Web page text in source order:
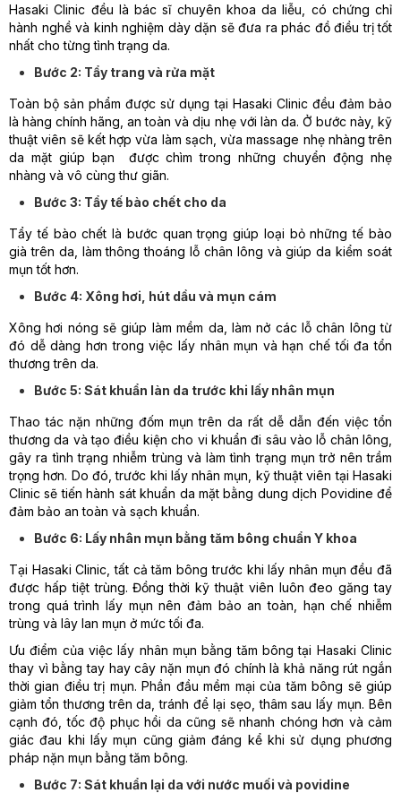
Hasaki Clinic đều là bác sĩ chuyên khoa da liễu, có chứng chỉ
hành nghề và kinh nghiệm dày dặn sẽ đưa ra phác đồ điều trị tốt
nhất cho từng tình trạng da.
Bước 2: Tẩy trang và rửa mặt
Toàn bộ sản phẩm được sử dụng tại Hasaki Clinic đều đảm bảo
là hàng chính hãng, an toàn và dịu nhẹ với làn da. Ở bước này, kỹ
thuật viên sẽ kết hợp vừa làm sạch, vừa massage nhẹ nhàng trên
da mặt giúp bạn được chìm trong những chuyển động nhẹ
nhàng và vô cùng thư giãn.
Bước 3: Tẩy tế bào chết cho da
Tẩy tế bào chết là bước quan trọng giúp loại bỏ những tế bào
già trên da, làm thông thoáng lỗ chân lông và giúp da kiểm soát
mụn tốt hơn.
Bước 4: Xông hơi, hút dầu và mụn cám
Xông hơi nóng sẽ giúp làm mềm da, làm nở các lỗ chân lông từ
đó dễ dàng hơn trong việc lấy nhân mụn và hạn chế tối đa tổn
thương trên da.
Bước 5: Sát khuẩn làn da trước khi lấy nhân mụn
Thao tác nặn những đốm mụn trên da rất dễ dẫn đến việc tổn
thương da và tạo điều kiện cho vi khuẩn đi sâu vào lỗ chân lông,
gây ra tình trạng nhiễm trùng và làm tình trạng mụn trở nên trầm
trọng hơn. Do đó, trước khi lấy nhân mụn, kỹ thuật viên tại Hasaki
Clinic sẽ tiến hành sát khuẩn da mặt bằng dung dịch Povidine để
đảm bảo an toàn và sạch khuẩn.
Bước 6: Lấy nhân mụn bằng tăm bông chuẩn Y khoa
Tại Hasaki Clinic, tất cả tăm bông trước khi lấy nhân mụn đều đã
được hấp tiệt trùng. Đồng thời kỹ thuật viên luôn đeo găng tay
trong quá trình lấy mụn nên đảm bảo an toàn, hạn chế nhiễm
trùng và lây lan mụn ở mức tối đa.
Ưu điểm của việc lấy nhân mụn bằng tăm bông tại Hasaki Clinic
thay vì bằng tay hay cây nặn mụn đó chính là khả năng rút ngắn
thời gian điều trị mụn. Phần đầu mềm mại của tăm bông sẽ giúp
giảm tổn thương trên da, tránh để lại sẹo, thâm sau lấy mụn. Bên
cạnh đó, tốc độ phục hồi da cũng sẽ nhanh chóng hơn và cảm
giác đau khi lấy mụn cũng giảm đáng kể khi sử dụng phương
pháp nặn mụn bằng tăm bông.
Bước 7: Sát khuẩn lại da với nước muối và povidine